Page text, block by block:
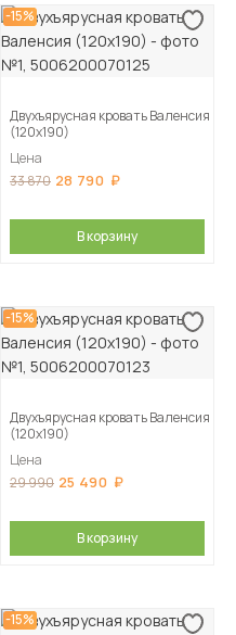
-15%
Двухъярусная кровать Валенсия
(120х190)
Цена
33 870 28 790
В корзину
-15%
Двухъярусная кровать Валенсия
(120х190)
Цена
29 990 25 490
В корзину
-15%